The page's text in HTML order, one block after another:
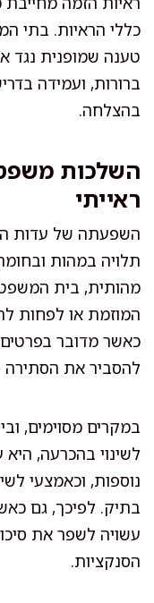
כללי הראיות. בתי
טענה שמופנית נגד
ברורות, ועמידה
בהצלחה.
השלכות
ראייתי
השפעתה של עדות
תלויה במהות
מהותית, בית
המוזמת או לפחות
כאשר מדובר
להסביר את
במקרים מסוימים,
לשינוי בהכרעה,
נוספות, וכאמצעי
בתיק. לפיכך, גם
עשויה לשפר את
הסנקציות.